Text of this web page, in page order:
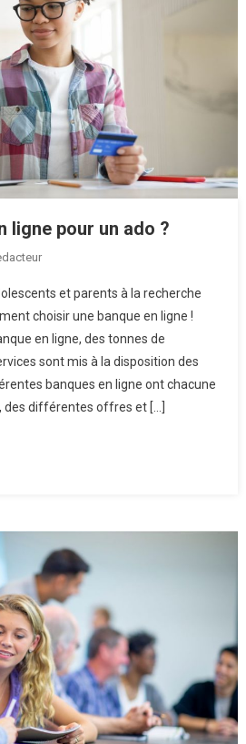
ligne pour un ado ?
et parents à la recherche
choisir une banque en ligne !
en ligne, des tonnes de
sont mis à la disposition des
banques en ligne ont chacune
des différentes offres et […]